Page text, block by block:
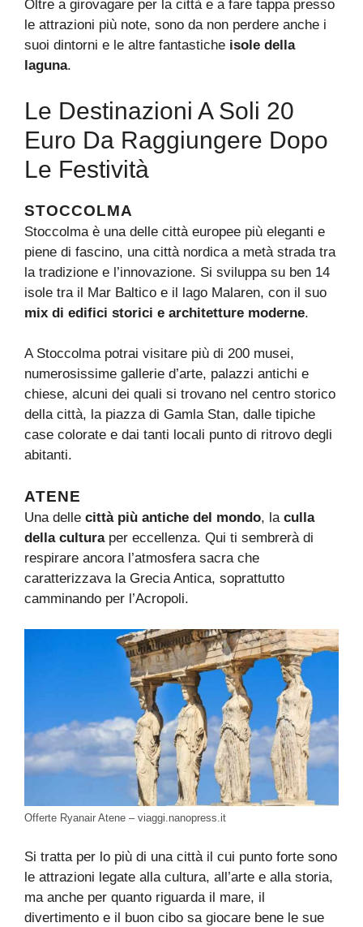
Oltre a girovagare per la città e a fare tappa presso
le attrazioni più note, sono da non perdere anche i
suoi dintorni e le altre fantastiche isole della
laguna.
Le Destinazioni A Soli 20
Euro Da Raggiungere Dopo
Le Festività
STOCCOLMA
Stoccolma è una delle città europee più eleganti e
piene di fascino, una città nordica a metà strada tra
la tradizione e l’innovazione. Si sviluppa su ben 14
isole tra il Mar Baltico e il lago Malaren, con il suo
mix di edifici storici e architetture moderne.
A Stoccolma potrai visitare più di 200 musei,
numerosissime gallerie d’arte, palazzi antichi e
chiese, alcuni dei quali si trovano nel centro storico
della città, la piazza di Gamla Stan, dalle tipiche
case colorate e dai tanti locali punto di ritrovo degli
abitanti.
ATENE
Una delle città più antiche del mondo, la culla
della culturaper eccellenza. Qui ti sembrerà di
respirare ancora l’atmosfera sacra che
caratterizzava la Grecia Antica, soprattutto
camminando per l’Acropoli.
Offerte Ryanair Atene – viaggi.nanopress.it
Si tratta per lo più di una città il cui punto forte sono
le attrazioni legate alla cultura, all’arte e alla storia,
ma anche per quanto riguarda il mare, il
divertimento e il buon cibo sa giocare bene le sue